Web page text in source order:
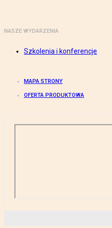
NASZE WYDARZENIA
Szkolenia i konferencje
MAPA STRONY
OFERTA PRODUKTOWA